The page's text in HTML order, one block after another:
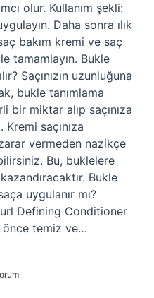
olur. Kullanım şekli:
Daha sonra ılık
bakım kremi ve saç
tamamlayın. Bukle
Saçınızın uzunluğuna
bukle tanımlama
bir miktar alıp saçınıza
saçınıza
vermeden nazikçe
Bu, buklelere
Bukle
uygulanır mı?
Defining Conditioner
önce temiz ve…